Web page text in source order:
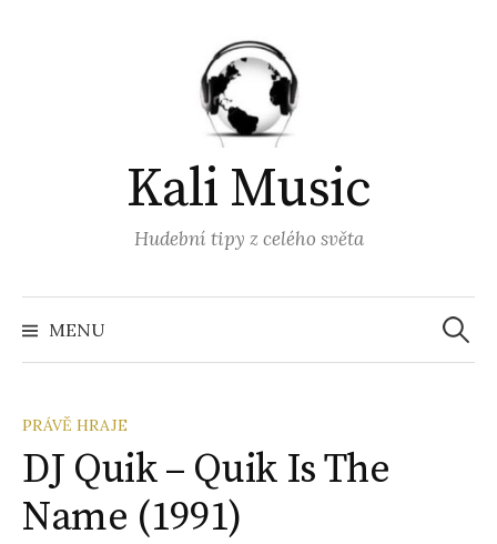
Kali Music
Hudební tipy z celého světa
MENU
PRÁVĚ HRAJE
DJ Quik – Quik Is The
Name (1991)